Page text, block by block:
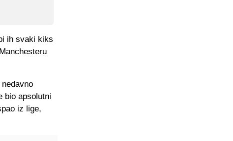
ih svaki kiks
bio apsolutni
iz lige,